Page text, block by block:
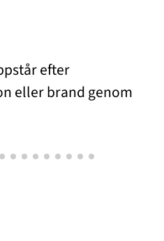
efter
eller brand genom